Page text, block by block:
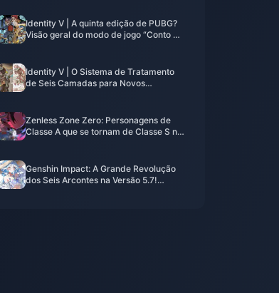
Identity V | A quinta edição de PUBG?
Visão geral do modo de jogo “Conto de
Identity V | O Sistema de Tratamento
de Seis Camadas para Novos
Zenless Zone Zero: Personagens de
Classe A que se tornam de Classe S no
Genshin Impact: A Grande Revolução
dos Seis Arcontes na Versão 5.7!